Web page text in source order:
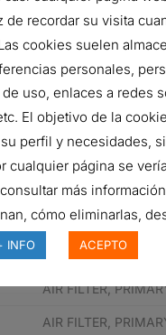
AIR FILTER,
AIR FILTER,
AIR FILTER,
AIR FILTER,
AIR FILTER,
AIR FILTER,
AIR FILTER,
AIR FILTER,
AIR FILTER,
AIR FILTER,
de recordar su visita
cookies suelen
personales,
uso, enlaces a redes
El objetivo de la
perfil y necesidades,
cualquier página se
más
cómo eliminarlas,
INFO ACEPTO